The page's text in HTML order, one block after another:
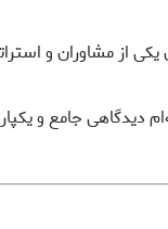
یکی از مشاوران و
جامع و